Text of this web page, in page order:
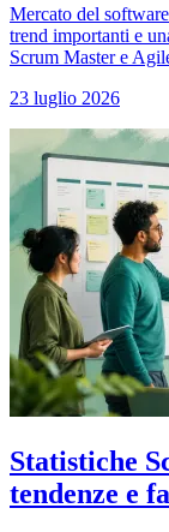
Mercato del
trend importanti e
Scrum Master e
23 luglio 2026
Statistiche
tendenze e